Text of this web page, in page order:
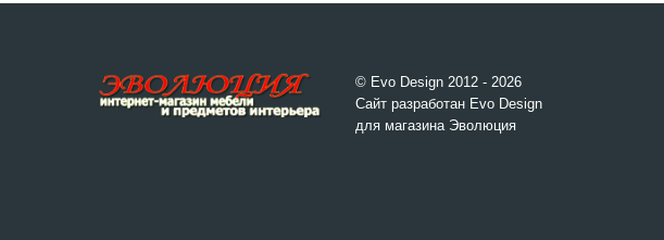
© Evo Design 2012 - 2026
Сайт разработан Evo Design
для магазина Эволюция